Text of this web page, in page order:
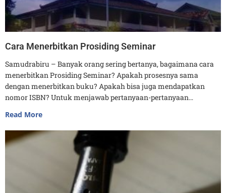
Cara Menerbitkan Prosiding Seminar
Samudrabiru – Banyak orang sering bertanya, bagaimana cara
menerbitkan Prosiding Seminar? Apakah prosesnya sama
dengan menerbitkan buku? Apakah bisa juga mendapatkan
nomor ISBN? Untuk menjawab pertanyaan-pertanyaan…
Read More